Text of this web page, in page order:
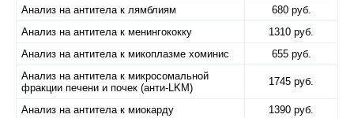
Анализ на антитела к лямблиям
680 руб.
Анализ на антитела к менингококку
1310 руб.
Анализ на антитела к микоплазме хоминис
655 руб.
Анализ на антитела к микросомальной
фракции печени и почек (анти-LKM)
1745 руб.
Анализ на антитела к миокарду 1390 руб.